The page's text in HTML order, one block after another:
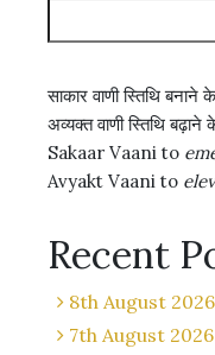
साकार वाणी स्तिथि बनाने
अव्यक्त वाणी स्तिथि बढ़ाने
Sakaar Vaani to
Avyakt Vaani to
Recent
8th August 2026
7th August 2026